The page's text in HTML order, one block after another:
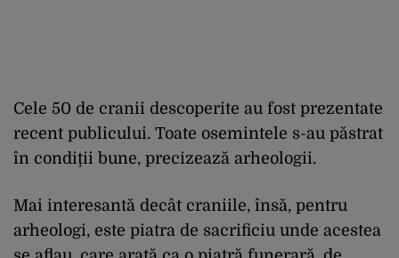
Cele 50 de cranii descoperite au fost prezentate
recent publicului. Toate osemintele s-au păstrat
în condiții bune, precizează arheologii.
Mai interesantă decât craniile, însă, pentru
arheologi, este piatra de sacrificiu unde acestea